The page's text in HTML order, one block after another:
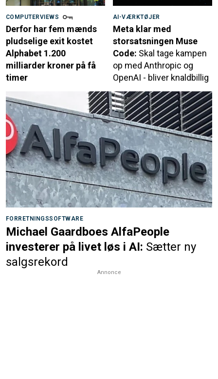
COMPUTERVIEWS
Derfor har fem mænds
pludselige exit kostet
Alphabet 1.200
milliarder kroner på få
timer
AI-VÆRKTØJER
Meta klar med
storsatsningen Muse
Code: Skal tage kampen
op med Anthropic og
OpenAI - bliver knaldbillig
FORRETNINGSSOFTWARE
Michael Gaardboes AlfaPeople
investerer på livet løs i AI: Sætter ny
salgsrekord
Annonce